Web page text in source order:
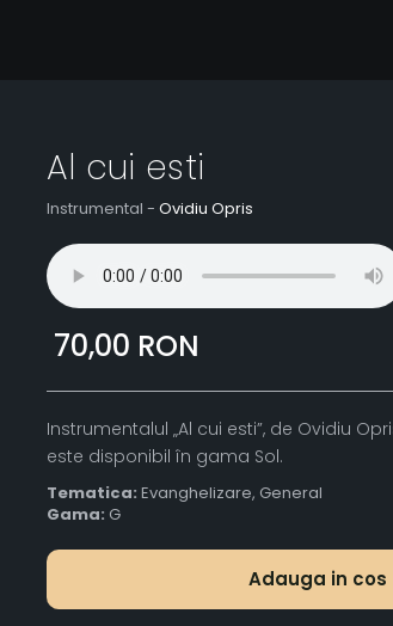
Al cui esti
Instrumental - Ovidiu Opris
70,00 RON
Instrumentalul „Al cui esti”, de Ovidiu
este disponibil în gama Sol.
Tematica: Evanghelizare, General
Gama: G
Adauga in cos